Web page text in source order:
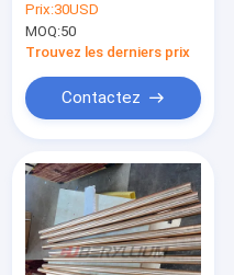
béryllium 100 - 200
500 - 600 un état
TB00
Prix:30USD
MOQ:50
Trouvez les derniers prix
Contactez